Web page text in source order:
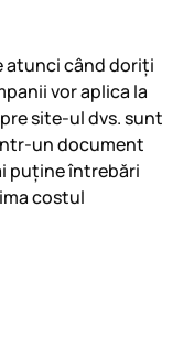
atunci când doriți
vor aplica la
site-ul dvs. sunt
un document
puține întrebări
costul